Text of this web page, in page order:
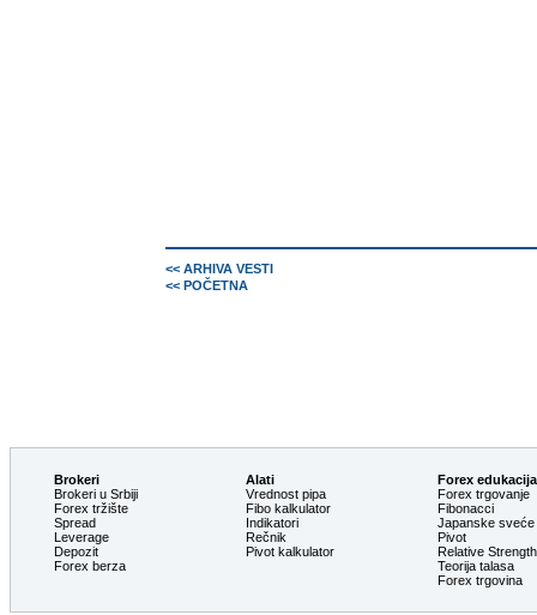
<< ARHIVA VESTI
<< POČETNA
Brokeri
Brokeri u Srbiji
Forex tržište
Spread
Leverage
Depozit
Forex berza
Alati
Vrednost pipa
Fibo kalkulator
Indikatori
Rečnik
Pivot kalkulator
Forex edukacija
Forex trgovanje
Fibonacci
Japanske sveće
Pivot
Relative
Teorija talasa
Forex trgovina